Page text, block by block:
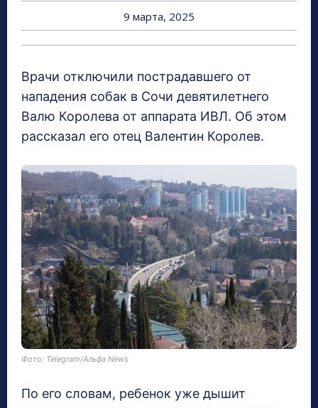
9 марта, 2025
Врачи отключили пострадавшего от
нападения собак в Сочи девятилетнего
Валю Королева от аппарата ИВЛ. Об этом
рассказал его отец Валентин Королев.
Фото: Telegram/Альфа News
По его словам, ребенок уже дышит